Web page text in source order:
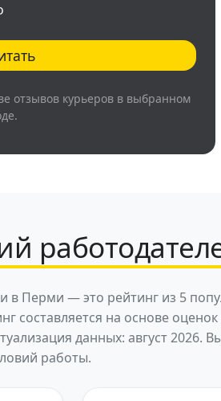
отзывов курьеров в выбранном
в Перми — это рейтинг из 5
составляется на основе
данных: август
работы.